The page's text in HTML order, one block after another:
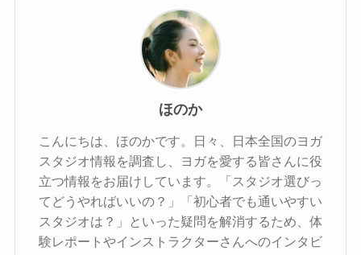
ほのか
こんにちは、ほのかです。日々、日本全国のヨガ
スタジオ情報を調査し、ヨガを愛する皆さんに役
立つ情報をお届けしています。「スタジオ選びっ
てどうやればいいの？」「初心者でも通いやすい
スタジオは？」といった疑問を解消するため、体
験レポートやインストラクターさんへのインタビ